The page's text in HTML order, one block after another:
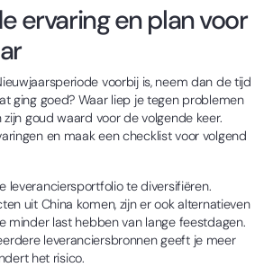
ervaring en plan voor
voorbij is, neem dan de tijd
ging goed? Waar liep je tegen problemen
zijn goud waard voor de volgende keer.
en maak een checklist voor volgend
leveranciersportfolio te diversifiëren.
uit China komen, zijn er ook alternatieven
minder last hebben van lange feestdagen.
leveranciersbronnen geeft je meer
het risico.